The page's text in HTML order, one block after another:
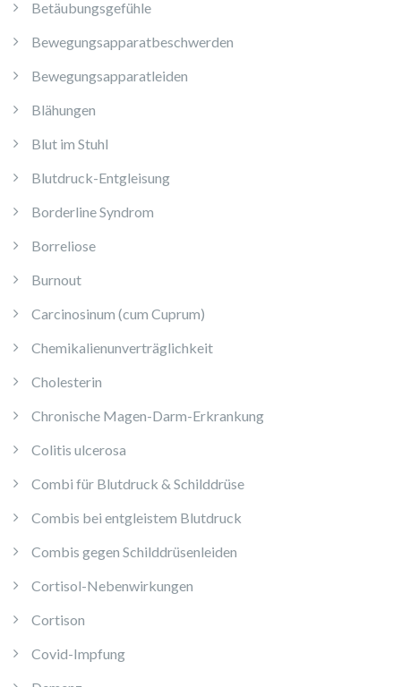
Betäubungsgefühle
Bewegungsapparatbeschwerden
Bewegungsapparatleiden
Blähungen
Blut im Stuhl
Blutdruck-Entgleisung
Borderline Syndrom
Borreliose
Burnout
Carcinosinum (cum Cuprum)
Chemikalienunverträglichkeit
Cholesterin
Chronische Magen-Darm-Erkrankung
Colitis ulcerosa
Combi für Blutdruck & Schilddrüse
Combis bei entgleistem Blutdruck
Combis gegen Schilddrüsenleiden
Cortisol-Nebenwirkungen
Cortison
Covid-Impfung